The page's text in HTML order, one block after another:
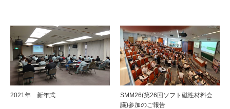
2021年 新年式
SMM26(第26回ソフト磁性材料会
議)参加のご報告